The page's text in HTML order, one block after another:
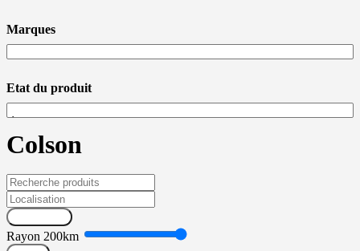
Marques
Etat du produit
Colson
Rayon 200km